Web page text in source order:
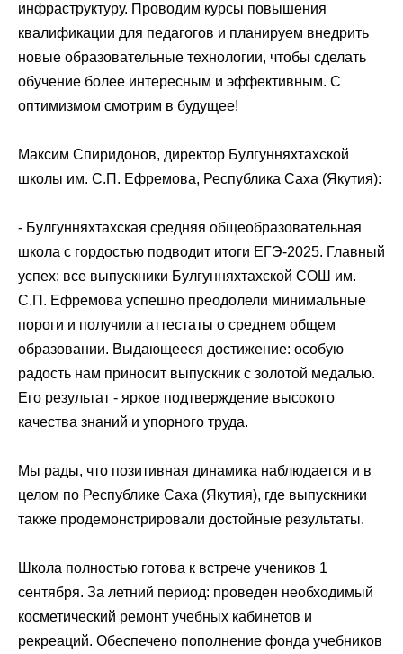
инфраструктуру. Проводим курсы повышения
квалификации для педагогов и планируем внедрить
новые образовательные технологии, чтобы сделать
обучение более интересным и эффективным. С
оптимизмом смотрим в будущее!
Максим Спиридонов, директор Булгунняхтахской
школы им. С.П. Ефремова, Республика Саха (Якутия):
- Булгунняхтахская средняя общеобразовательная
школа с гордостью подводит итоги ЕГЭ-2025. Главный
успех: все выпускники Булгунняхтахской СОШ им.
С.П. Ефремова успешно преодолели минимальные
пороги и получили аттестаты о среднем общем
образовании. Выдающееся достижение: особую
радость нам приносит выпускник с золотой медалью.
Его результат - яркое подтверждение высокого
качества знаний и упорного труда.
Мы рады, что позитивная динамика наблюдается и в
целом по Республике Саха (Якутия), где выпускники
также продемонстрировали достойные результаты.
Школа полностью готова к встрече учеников 1
сентября. За летний период: проведен необходимый
косметический ремонт учебных кабинетов и
рекреаций. Обеспечено пополнение фонда учебников